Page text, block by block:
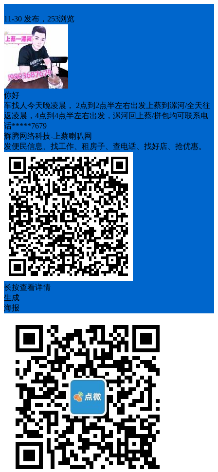
11-30 发布，253浏览
你好
车找人今天晚凌晨， 2点到2点半左右出发上蔡到漯河/全天往
返凌晨，4点到4点半左右出发，漯河回上蔡/拼包均可联系电
话*****7679
辉腾网络科技-上蔡喇叭网
发便民信息、找工作、租房子、查电话、找好店、抢优惠。
长按查看详情
生成
海报